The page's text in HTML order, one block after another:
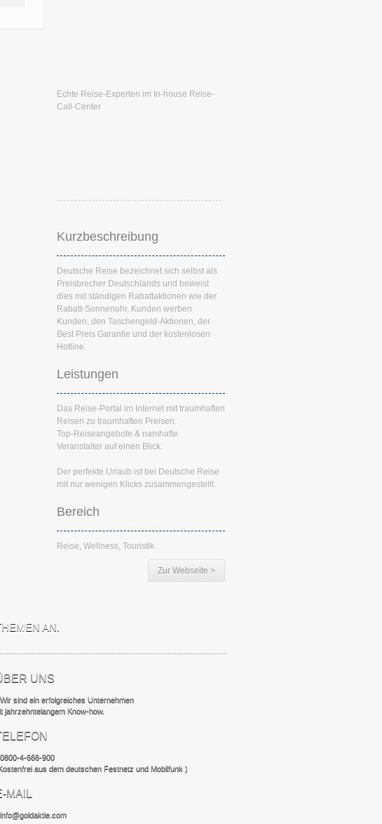
Echte Reise-Experten im In-house Reise-
Call-Center
Kurzbeschreibung
Deutsche Reise bezeichnet sich selbst als
Preisbrecher Deutschlands und beweist
dies mit ständigen Rabattaktionen wie der
Rabatt-Sonnenuhr, Kunden werben
Kunden, den Taschengeld-Aktionen, der
Best Preis Garantie und der kostenlosen
Hotline.
Leistungen
Das Reise-Portal im Internet mit traumhaften
Reisen zu traumhaften Preisen.
Top-Reiseangebote & namhafte
Veranstalter auf einen Blick.
Der perfekte Urlaub ist bei Deutsche Reise
mit nur wenigen Klicks zusammengestellt.
Bereich
Reise, Wellness, Touristik
Zur Webseite >
AN.
UNS
Wir sind ein erfolgreiches Unternehmen
jahrzehntelangem Know-how.
0800-4-666-900
aus dem deutschen Festnetz und Mobilfunk )
MAIL
info@goldaktie.com